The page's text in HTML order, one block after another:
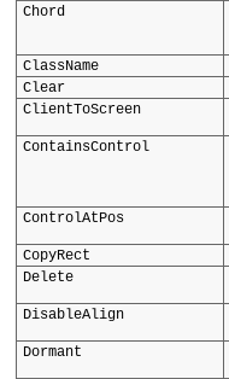
Chord
ClassName
Clear
ClientToScreen
ContainsControl
ControlAtPos
CopyRect
Delete
DisableAlign
Dormant